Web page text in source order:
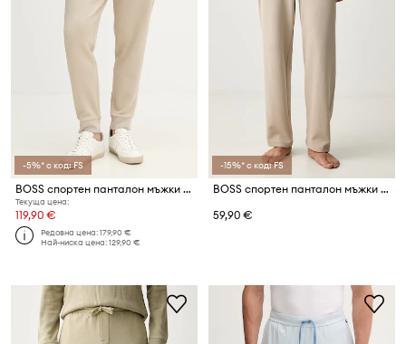
-5%* с код: FS
BOSS спортен панталон мъжки с памук
Текуща цена:
119,90 €
Редовна цена:179,90 €
Най-ниска цена:129,90 €
-15%* с код: FS
BOSS спортен панталон мъжки с памук Waffle Pants
59,90 €